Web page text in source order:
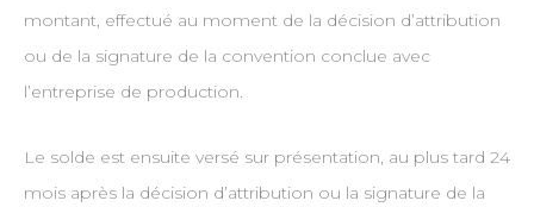
montant, effectué au moment de la décision d’attribution
ou de la signature de la convention conclue avec
l’entreprise de production.
Le solde est ensuite versé sur présentation, au plus tard 24
mois après la décision d’attribution ou la signature de la